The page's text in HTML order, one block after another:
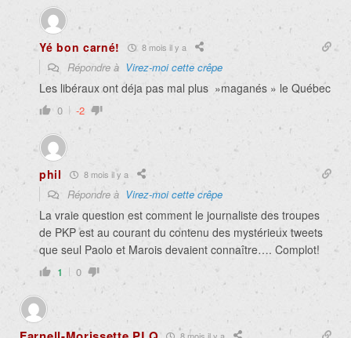
Yé bon carné! 8 mois il y a
Répondre à Virez-moi cette crêpe
Les libéraux ont déja pas mal plus »maganés » le Québec
0 -2
phil 8 mois il y a
Répondre à Virez-moi cette crêpe
La vraie question est comment le journaliste des troupes
de PKP est au courant du contenu des mystérieux tweets
que seul Paolo et Marois devaient connaître…. Complot!
1 0
8 mois il y a